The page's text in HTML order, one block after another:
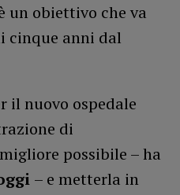
un obiettivo che va
cinque anni dal
il nuovo ospedale
di
possibile – ha
– e metterla in